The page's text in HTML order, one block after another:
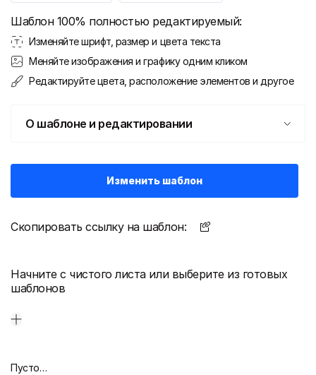
Шаблон 100% полностью редактируемый:
Изменяйте шрифт, размер и цвета текста
Меняйте изображения и графику одним кликом
Редактируйте цвета, расположение элементов и другое
О шаблоне и редактировании
Изменить шаблон
Скопировать ссылку на шаблон:
Начните с чистого листа или выберите из готовых
шаблонов
Пустой дизайн-макет